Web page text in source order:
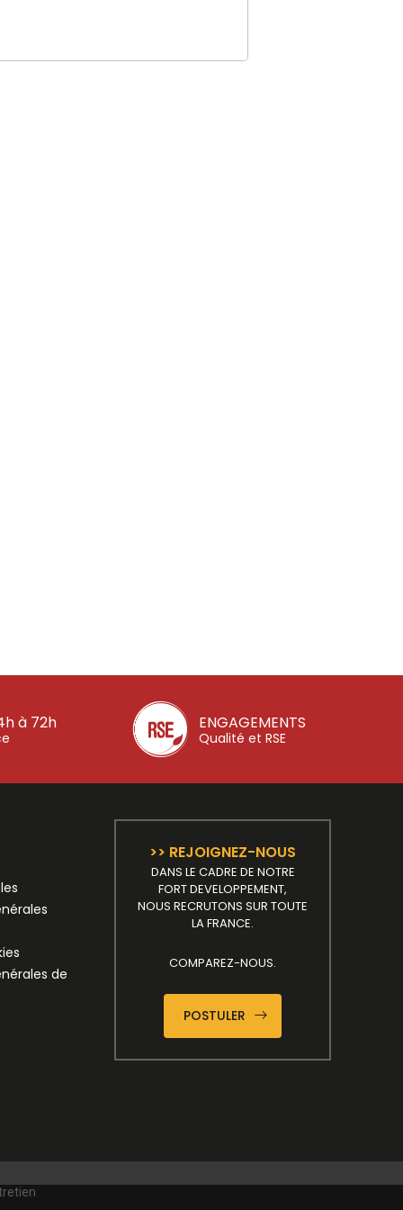
à 72h ENGAGEMENTS
Qualité et RSE
de
>> REJOIGNEZ-NOUS
DANS LE CADRE DE NOTRE
FORT DEVELOPPEMENT,
NOUS RECRUTONS SUR TOUTE
LA FRANCE.
COMPAREZ-NOUS.
POSTULER